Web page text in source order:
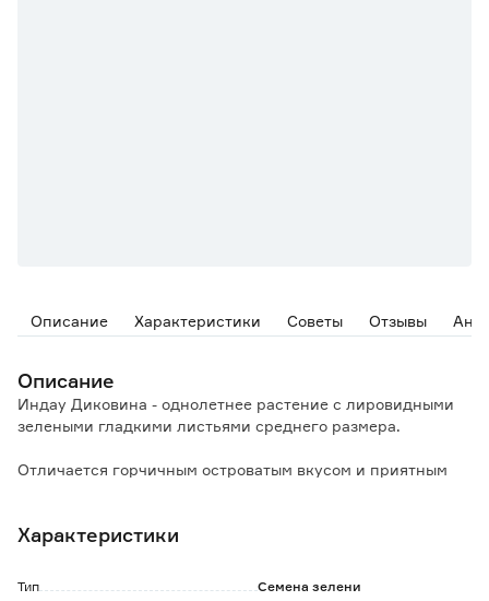
Описание Характеристики Советы Отзывы
Описание
Индау Диковина - однолетнее растение с лировидными
зелеными гладкими листьями среднего размера.
Отличается горчичным островатым вкусом и приятным
гарнира.
Характеристики
Тип Семена зелени